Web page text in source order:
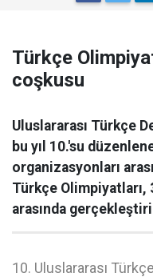
Türkçe
coşkusu
Uluslararası Türkçe
bu yıl 10.'su
organizasyonları
Türkçe Olimpiyatları,
arasında
10. Uluslararası